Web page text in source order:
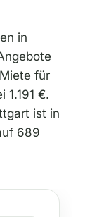
in
für
1.191 €.
ist in
689